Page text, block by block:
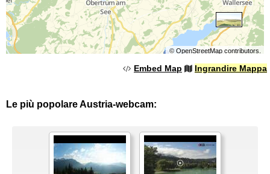
© OpenStreetMapcontributors.
Embed Map Ingrandire Mappa
Le più popolare Austria-webcam: